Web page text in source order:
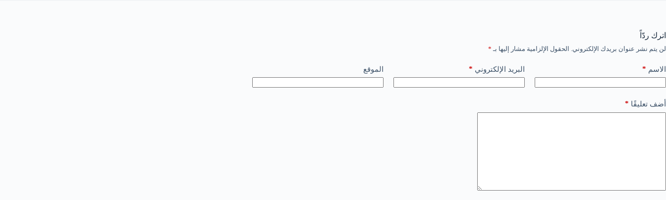
اترك ردّاً
لن يتم نشر عنوان بريدك الإلكتروني. الحقول الإلزامية مشار إليها بـ *
الاسم * البريد الإلكتروني * الموقع
أضف تعليقًا *